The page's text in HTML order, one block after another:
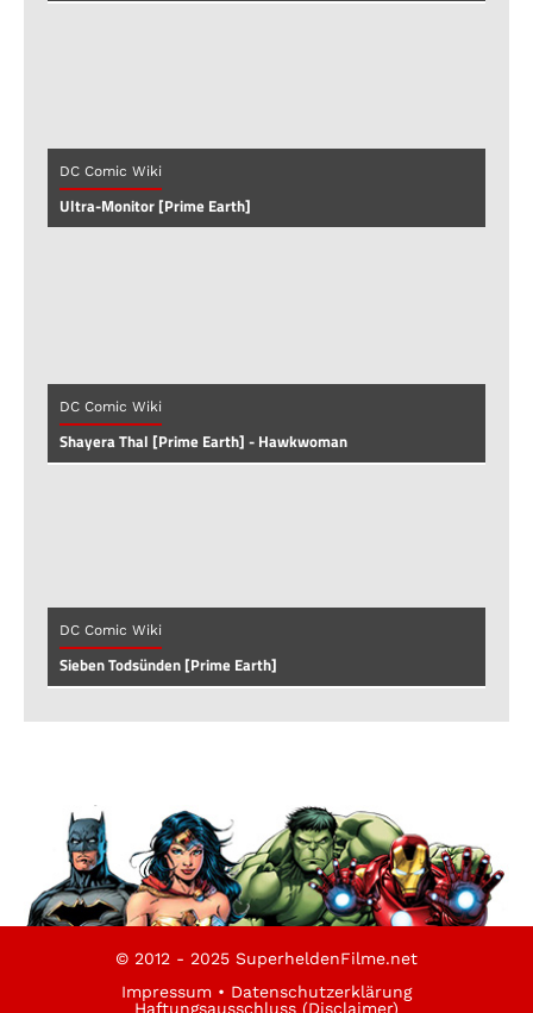
DC Comic Wiki
Ultra-Monitor [Prime Earth]
DC Comic Wiki
Shayera Thal [Prime Earth] - Hawkwoman
DC Comic Wiki
Sieben Todsünden [Prime Earth]
© 2012 - 2025 SuperheldenFilme.net
Impressum • Datenschutzerklärung
Haftungsausschluss (Disclaimer)